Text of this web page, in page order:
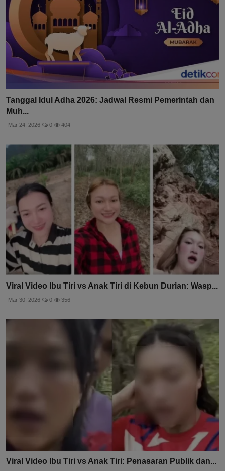
Tanggal Idul Adha 2026: Jadwal Resmi Pemerintah dan
Muh...
Mar 24, 2026 0 404
Viral Video Ibu Tiri vs Anak Tiri di Kebun Durian: Wasp...
Mar 30, 2026 0 356
Viral Video Ibu Tiri vs Anak Tiri: Penasaran Publik dan...